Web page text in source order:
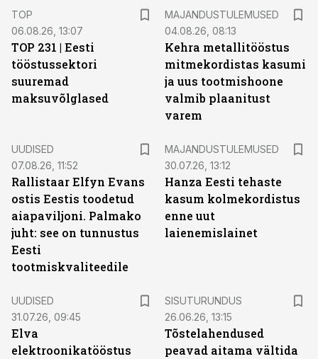
TOP
06.08.26, 13:07
TOP 231 | Eesti
tööstussektori
suuremad
maksuvõlglased
MAJANDUSTULEMUSED
04.08.26, 08:13
Kehra metallitööstus
mitmekordistas kasumi
ja uus tootmishoone
valmib plaanitust
varem
UUDISED
07.08.26, 11:52
Rallistaar Elfyn Evans
ostis Eestis toodetud
aiapaviljoni. Palmako
juht: see on tunnustus
Eesti
tootmiskvaliteedile
MAJANDUSTULEMUSED
30.07.26, 13:12
Hanza Eesti tehaste
kasum kolmekordistus
enne uut
laienemislainet
UUDISED
31.07.26, 09:45
Elva
elektroonikatööstus
SISUTURUNDUS
26.06.26, 13:15
Tõstelahendused
peavad aitama vältida